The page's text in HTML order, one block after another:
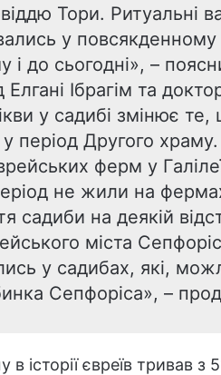
Тори. Ритуальні
у повсякденному
і до сьогодні», –
Ібрагім та
у садибі змінює
у період Другого
ферм у
не жили на
садиби на деякій
міста
у садибах, які,
Сепфоріса», –
в історії євреїв тривав з